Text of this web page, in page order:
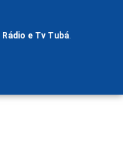
Rádio e Tv Tubá.